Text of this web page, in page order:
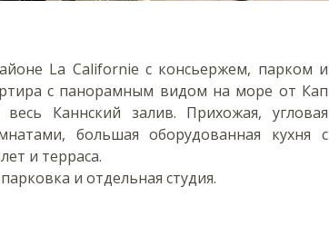
La Californie с консьержем, парком и
с панорамным видом на море от Кап
Каннский залив. Прихожая, угловая
большая оборудованная кухня с
и терраса.
и отдельная студия.